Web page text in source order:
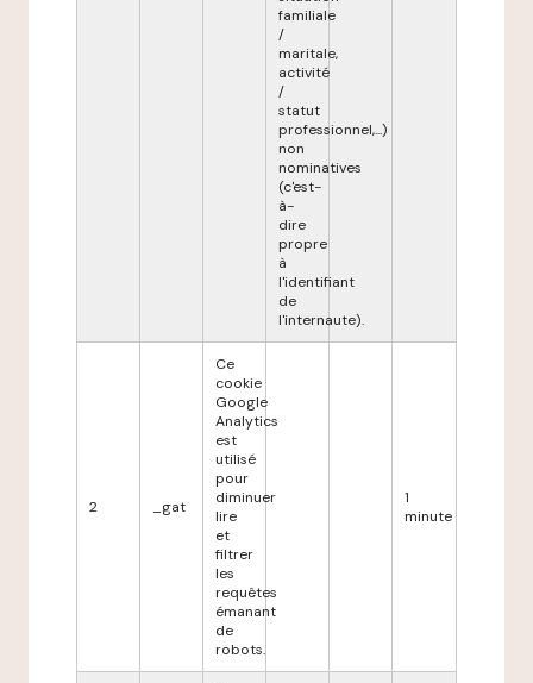
familiale
/
maritale,
activité
/
statut
professionnel,...)
non
nominatives
(c'est-
à-
dire
propre
à
l'identifiant
de
l'internaute).
2 _gat
Ce
cookie
Google
Analytics
est
utilisé
pour
diminuer
lire
et
filtrer
les
requêtes
émanant
de
robots.
1
minute